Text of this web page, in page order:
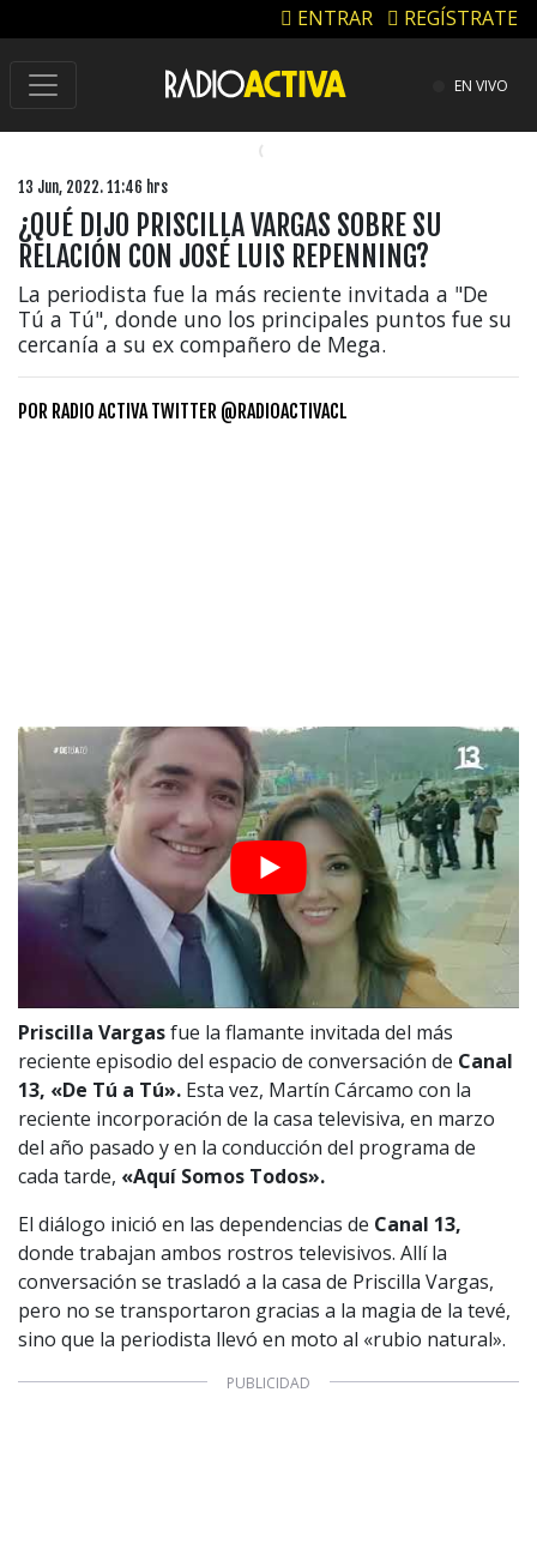
ENTRAR REGÍSTRATE
EN VIVO
13 Jun, 2022. 11:46 hrs
¿QUÉ DIJO PRISCILLA VARGAS SOBRE SU
RELACIÓN CON JOSÉ LUIS REPENNING?
La periodista fue la más reciente invitada a "De
Tú a Tú", donde uno los principales puntos fue su
cercanía a su ex compañero de Mega.
POR RADIO ACTIVA TWITTER @RADIOACTIVACL
Priscilla Vargasfue la flamante invitada del más
reciente episodio del espacio de conversación de Canal
13, «De Tú a Tú». Esta vez, Martín Cárcamo con la
reciente incorporación de la casa televisiva, en marzo
del año pasado y en la conducción del programa de
cada tarde, «Aquí Somos Todos».
El diálogo inició en las dependencias de Canal 13,
donde trabajan ambos rostros televisivos. Allí la
conversación se trasladó a la casa de Priscilla Vargas,
pero no se transportaron gracias a la magia de la tevé,
sino que la periodista llevó en moto al «rubio natural».